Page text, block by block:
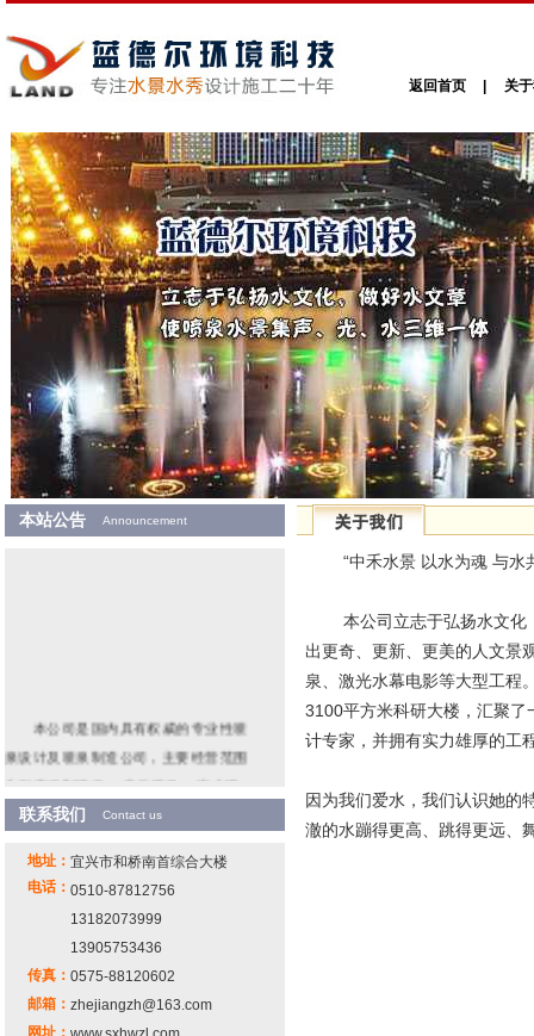
返回首页 关
本站公告 Announcement
本公司是国内具有权威的专业性喷
泉设计及喷泉制造公司，主要经营范围
为程序控制喷泉 、音乐喷泉 、室内喷
泉、 雕塑喷泉、激光 水幕电影、湖中升
等。 并能根据客户的需求设计、制作、
安装其他特殊种类的喷泉工程。
联系我们 Contact us
地址：宜兴市和桥南首综合大楼
电话：0510-87812756
13182073999
13905753436
传真：0575-88120602
邮箱：zhejiangzh@163.com
网址：
“中禾水景 以水为魂 与水
本公司立志于弘扬水文化，
出更奇、更新、更美的人文景
泉、激光水幕电影等大型工程
3100平方米科研大楼，汇聚
计专家，并拥有实力雄厚的工
因为我们爱水，我们认识她的
澈的水蹦得更高、跳得更远、